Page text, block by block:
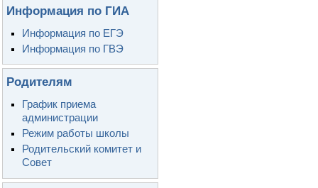
Информация по ГИА
Информация по ЕГЭ
Информация по ГВЭ
Родителям
График приема
администрации
Режим работы школы
Родительский комитет и
Совет